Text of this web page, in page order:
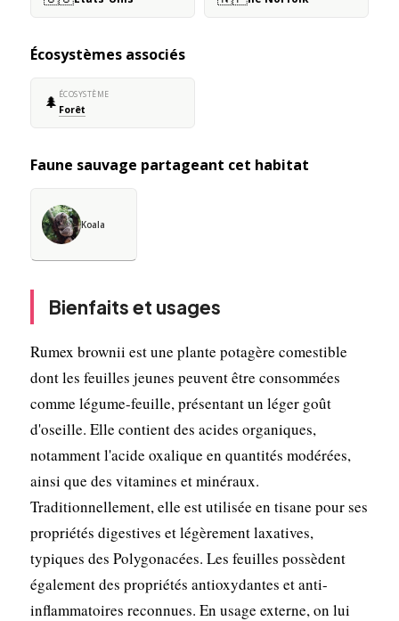
Écosystèmes associés
🌲 ÉCOSYSTÈME
Forêt
Faune sauvage partageant cet habitat
Koala
Bienfaits et usages
Rumex brownii est une plante potagère comestible
dont les feuilles jeunes peuvent être consommées
comme légume-feuille, présentant un léger goût
d'oseille. Elle contient des acides organiques,
notamment l'acide oxalique en quantités modérées,
ainsi que des vitamines et minéraux.
Traditionnellement, elle est utilisée en tisane pour ses
propriétés digestives et légèrement laxatives,
typiques des Polygonacées. Les feuilles possèdent
également des propriétés antioxydantes et anti-
inflammatoires reconnues. En usage externe, on lui